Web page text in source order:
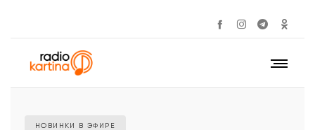
НОВИНКИ В ЭФИРЕ